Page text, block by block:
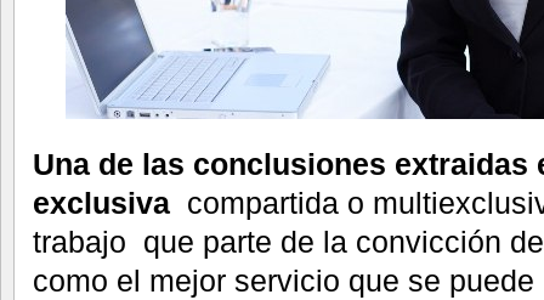
Una de las conclusiones
exclusiva compartida o
trabajo que parte de la convicción
como el mejor servicio que se